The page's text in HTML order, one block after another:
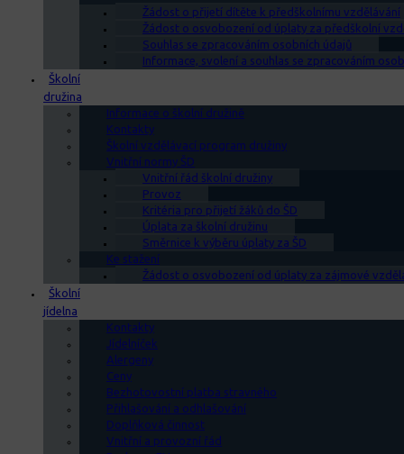
Žádost o přijetí dítěte k předškolnímu vzdělávání
Žádost o osvobození od úplaty za předškolní
Souhlas se zpracováním osobních údajů
Informace, svolení a souhlas se zpracováním
Školní
družina
Informace o školní družině
Kontakty
Školní vzdělávací program družiny
Vnitřní normy ŠD
Vnitřní řád školní družiny
Provoz
Kritéria pro přijetí žáků do ŠD
Úplata za školní družinu
Směrnice k výběru úplaty za ŠD
Ke stažení
Žádost o osvobození od úplaty za zájmové
Školní
jídelna
Kontakty
Jídelníček
Alergeny
Ceny
Bezhotovostní platba stravného
Přihlašování a odhlašování
Doplňková činnost
Vnitřní a provozní řád